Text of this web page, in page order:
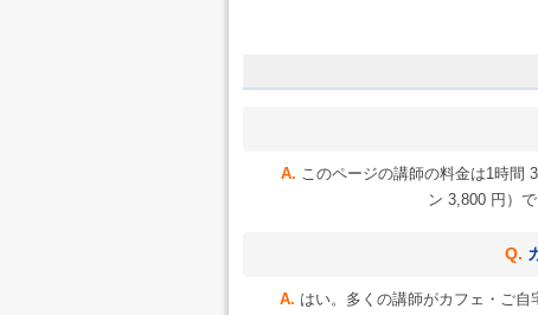
このページの講師の料金は1時間
ン 3,800 円）
はい。多くの講師がカフェ・ご